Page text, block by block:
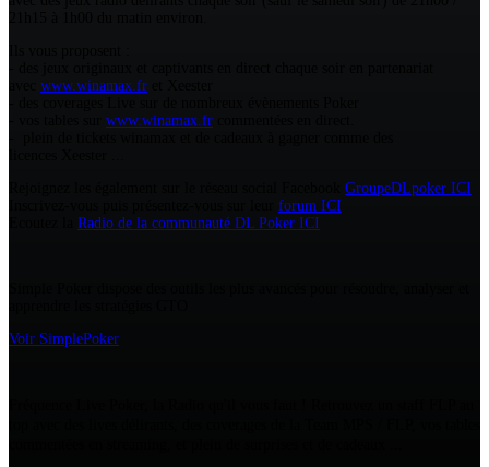
www.winamax.fr
www.winamax.fr
GroupeDLpoker ICI
forum ICI
Radio de la communauté DL Poker ICI
Voir SimplePoker